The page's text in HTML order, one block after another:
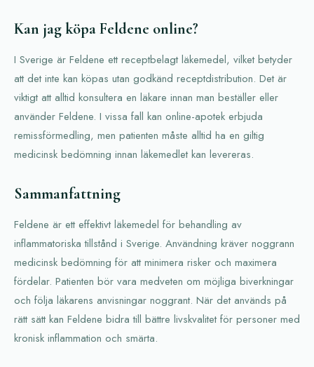
Kan jag köpa Feldene online?
I Sverige är Feldene ett receptbelagt läkemedel, vilket betyder
att det inte kan köpas utan godkänd receptdistribution. Det är
viktigt att alltid konsultera en läkare innan man beställer eller
använder Feldene. I vissa fall kan online-apotek erbjuda
remissförmedling, men patienten måste alltid ha en giltig
medicinsk bedömning innan läkemedlet kan levereras.
Sammanfattning
Feldene är ett effektivt läkemedel för behandling av
inflammatoriska tillstånd i Sverige. Användning kräver noggrann
medicinsk bedömning för att minimera risker och maximera
fördelar. Patienten bör vara medveten om möjliga biverkningar
och följa läkarens anvisningar noggrant. När det används på
rätt sätt kan Feldene bidra till bättre livskvalitet för personer med
kronisk inflammation och smärta.